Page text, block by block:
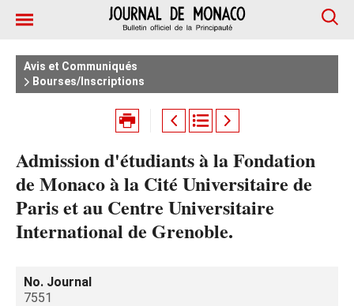
Avis et Communiqués
Bourses/Inscriptions
Admission d'étudiants à la Fondation
de Monaco à la Cité Universitaire de
Paris et au Centre Universitaire
International de Grenoble.
No. Journal
7551